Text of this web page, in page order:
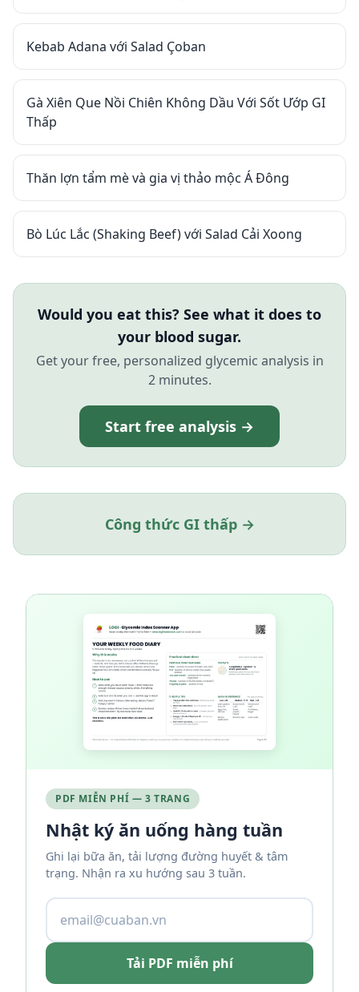
Kebab Adana với Salad Çoban
Gà Xiên Que Nồi Chiên Không Dầu Với Sốt Ướp GI
Thấp
Thăn lợn tẩm mè và gia vị thảo mộc Á Đông
Bò Lúc Lắc (Shaking Beef) với Salad Cải Xoong
Would you eat this? See what it does to
your blood sugar.
Get your free, personalized glycemic analysis in
2 minutes.
Start free analysis →
Công thức GI thấp →
PDF MIỄN PHÍ — 3 TRANG
Nhật ký ăn uống hàng tuần
Ghi lại bữa ăn, tải lượng đường huyết & tâm
trạng. Nhận ra xu hướng sau 3 tuần.
Tải PDF miễn phí